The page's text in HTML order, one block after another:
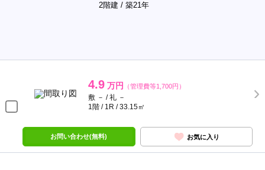
2階建 / 築21年
4.9 万円 （管理費等1,700円）
敷 － / 礼 －
1階 / 1R / 33.15㎡
お問い合わせ(無料) お気に入り